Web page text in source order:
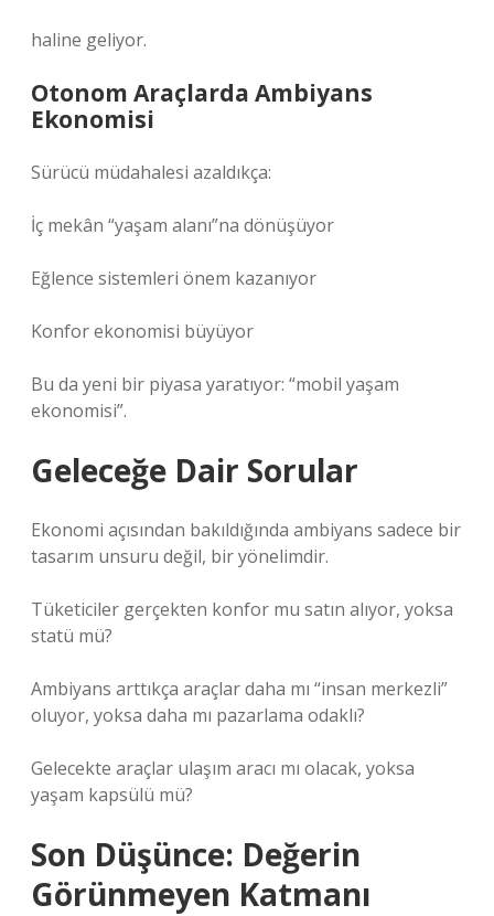
haline geliyor.
Otonom Araçlarda Ambiyans
Ekonomisi
Sürücü müdahalesi azaldıkça:
İç mekân “yaşam alanı”na dönüşüyor
Eğlence sistemleri önem kazanıyor
Konfor ekonomisi büyüyor
Bu da yeni bir piyasa yaratıyor: “mobil yaşam
ekonomisi”.
Geleceğe Dair Sorular
Ekonomi açısından bakıldığında ambiyans sadece bir
tasarım unsuru değil, bir yönelimdir.
Tüketiciler gerçekten konfor mu satın alıyor, yoksa
statü mü?
Ambiyans arttıkça araçlar daha mı “insan merkezli”
oluyor, yoksa daha mı pazarlama odaklı?
Gelecekte araçlar ulaşım aracı mı olacak, yoksa
yaşam kapsülü mü?
Son Düşünce: Değerin
Görünmeyen Katmanı